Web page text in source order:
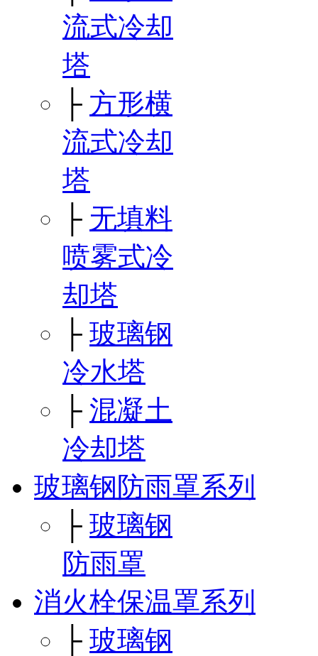
流式冷却
塔
├ 方形横
流式冷却
塔
├ 无填料
喷雾式冷
却塔
├ 玻璃钢
冷水塔
├ 混凝土
冷却塔
玻璃钢防雨罩系列
├ 玻璃钢
防雨罩
消火栓保温罩系列
├ 玻璃钢